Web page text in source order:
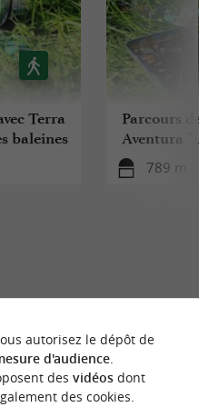
1er juin au 31
1er octobre au 31
de 14 ans avec le
Terra
baleines
Parcours
Aventura
789 m
ALENTOURS
Se loger
autorisez le dépôt de
d'audience.
des vidéosdont
des cookies.